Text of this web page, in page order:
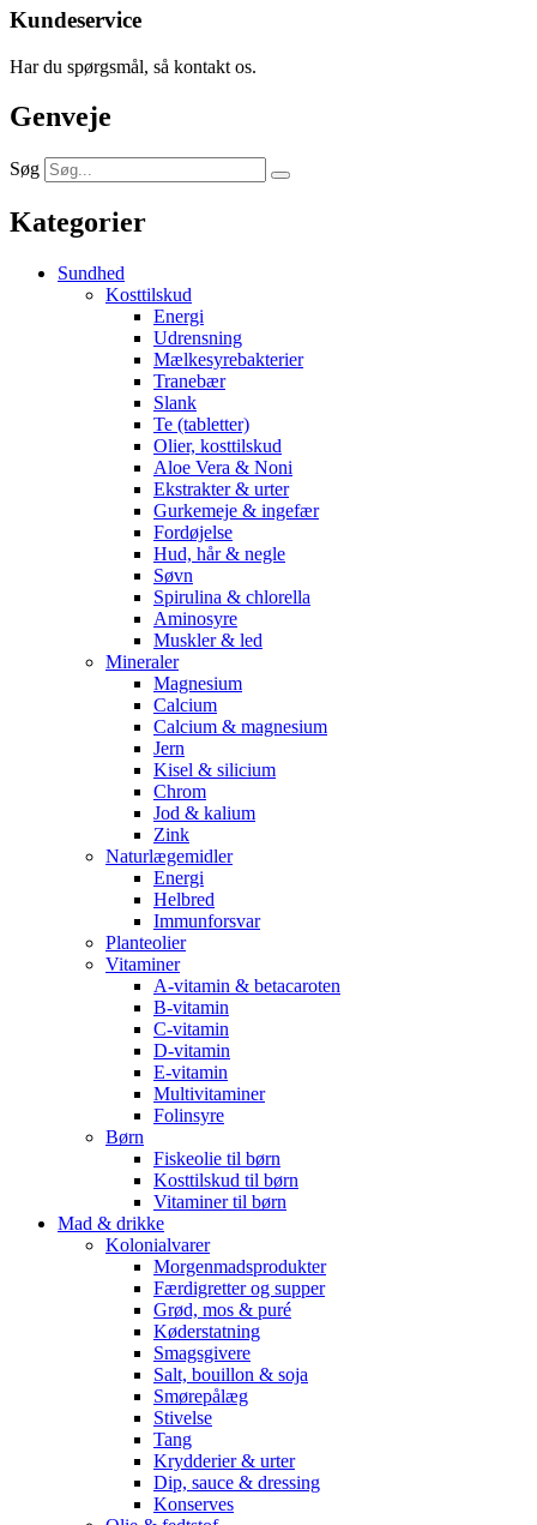
Kundeservice
Har du spørgsmål, så kontakt os.
Genveje
Søg
Kategorier
Sundhed
Kosttilskud
Energi
Udrensning
Mælkesyrebakterier
Tranebær
Slank
Te (tabletter)
Olier, kosttilskud
Aloe Vera & Noni
Ekstrakter & urter
Gurkemeje & ingefær
Fordøjelse
Hud, hår & negle
Søvn
Spirulina & chlorella
Aminosyre
Muskler & led
Mineraler
Magnesium
Calcium
Calcium & magnesium
Jern
Kisel & silicium
Chrom
Jod & kalium
Zink
Naturlægemidler
Energi
Helbred
Immunforsvar
Planteolier
Vitaminer
A-vitamin & betacaroten
B-vitamin
C-vitamin
D-vitamin
E-vitamin
Multivitaminer
Folinsyre
Børn
Fiskeolie til børn
Kosttilskud til børn
Vitaminer til børn
Mad & drikke
Kolonialvarer
Morgenmadsprodukter
Færdigretter og supper
Grød, mos & puré
Køderstatning
Smagsgivere
Salt, bouillon & soja
Smørepålæg
Stivelse
Tang
Krydderier & urter
Dip, sauce & dressing
Konserves